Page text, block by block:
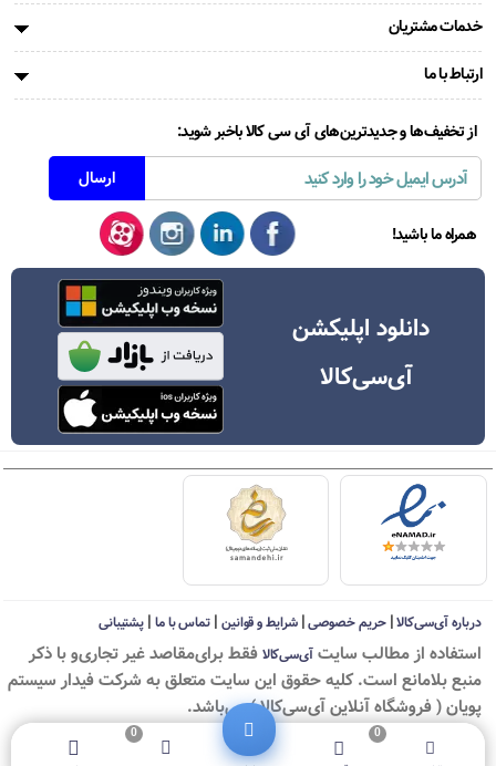
خدمات مشتریان
ارتباط با ما
از تخفیف‌ها و جدیدترین‌های آی سی کالا باخبر شوید:
همراه ما باشید!
دانلود اپلیکشن
آی‌سی‌کالا
درباره آی‌سی‌کالا|حریم خصوصی|شرایط و قوانین | تماس با ما| پشتیبانی
استفاده از مطالب سايت آی‌سی‌کالا فقط برای‌مقاصد غیر تجاری‌و با ذکر
منبع بلامانع است. کليه حقوق اين سايت متعلق به شرکت فیدار سیستم
پویان ( فروشگاه آنلاین آی‌سی‌کالا ) می‌باشد.
0
0